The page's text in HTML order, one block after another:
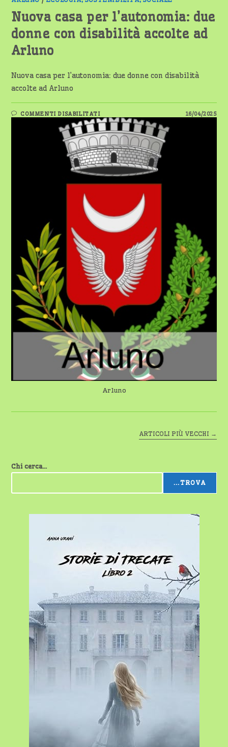
SHARE
SUGLI
OVER
50
Nuova casa per l’autonomia: due
donne con disabilità accolte ad
Arluno
Nuova casa per l’autonomia: due donne con disabilità
accolte ad Arluno
COMMENTI DISABILITATISU
NUOVA
CASA
PER
L’AUTONOMIA:
DUE
DONNE
CON
DISABILITÀ
ACCOLTE
AD
ARLUNO
16/04/2025
Arluno
ARTICOLI PIÙ VECCHI →
Chi cerca...
...TROVA